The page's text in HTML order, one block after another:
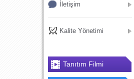
İletişim
Kalite Yönetimi
Tanıtım Filmi